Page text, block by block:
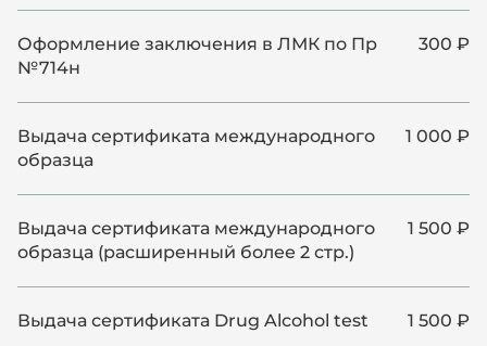
Оформление заключения в ЛМК по Пр
№714н
300 ₽
Выдача сертификата международного
образца
1 000 ₽
Выдача сертификата международного
образца (расширенный более 2 стр.)
1 500 ₽
Выдача сертификата Drug Alcohol test 1 500 ₽